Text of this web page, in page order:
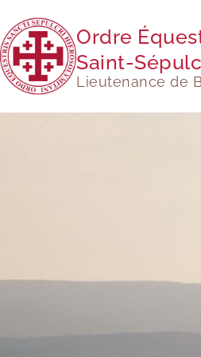
Ordre
Saint-
Lieutenance de